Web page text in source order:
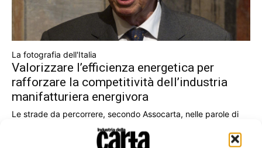
La fotografia dell'Italia
Valorizzare l’efficienza energetica per
rafforzare la competitività dell’industria
manifatturiera energivora
Le strade da percorrere, secondo Assocarta, nelle parole di
Paolo Culicchi presidente e Massimo Medugno direttore